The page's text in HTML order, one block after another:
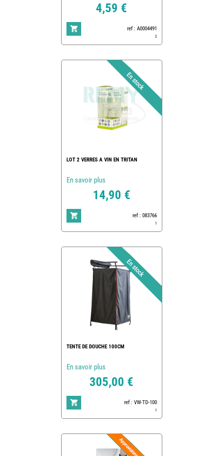
4,59 €
ref : A0004491
2
LOT 2 VERRES A VIN EN TRITAN
En savoir plus
14,90 €
ref : 083766
1
TENTE DE DOUCHE 100CM
En savoir plus
305,00 €
ref : VW-TD-100
1